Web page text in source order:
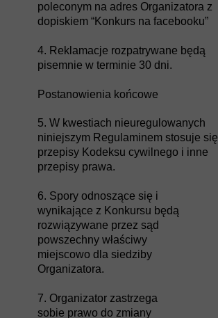
poleconym na adres Organizatora z
dopiskiem “Konkurs na facebooku”
4. Reklamacje rozpatrywane będą
pisemnie w terminie 30 dni.
Postanowienia końcowe
5. W kwestiach nieuregulowanych
niniejszym Regulaminem stosuje się
przepisy Kodeksu cywilnego i inne
przepisy prawa.
6. Spory odnoszące się i
wynikające z Konkursu będą
rozwiązywane przez sąd
powszechny właściwy
miejscowo dla siedziby
Organizatora.
7. Organizator zastrzega
sobie prawo do zmiany